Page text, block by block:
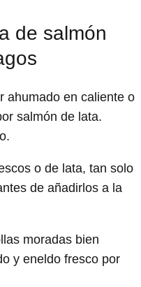
de salmón
ahumado en caliente o
salmón de lata.
o de lata, tan solo
de añadirlos a la
moradas bien
y eneldo fresco por